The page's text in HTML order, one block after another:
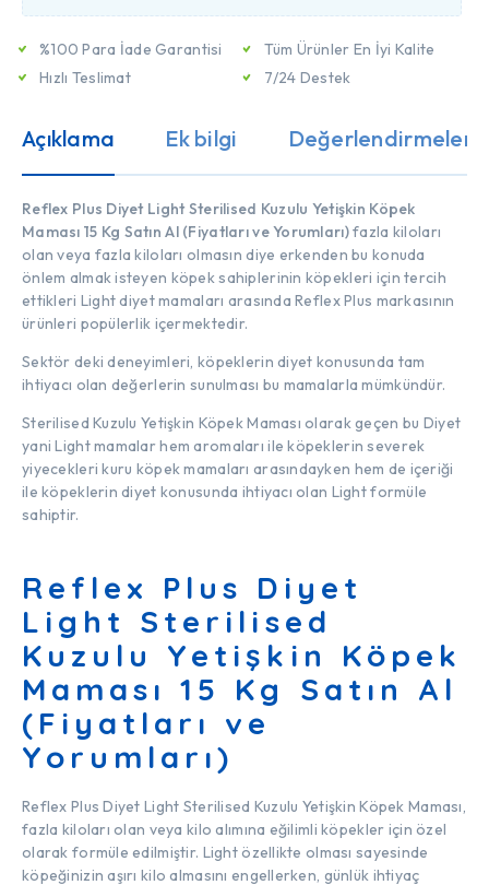
%100 Para İade Garantisi
Hızlı Teslimat
Tüm Ürünler En İyi Kalite
7/24 Destek
Açıklama Ek bilgi Değerlendirmeler
Reflex Plus Diyet Light Sterilised Kuzulu Yetişkin Köpek
Maması 15 Kg Satın Al (Fiyatları ve Yorumları)fazla kiloları
olan veya fazla kiloları olmasın diye erkenden bu konuda
önlem almak isteyen köpek sahiplerinin köpekleri için tercih
ettikleri Light diyet mamaları arasında Reflex Plus markasının
ürünleri popülerlik içermektedir.
Sektör deki deneyimleri, köpeklerin diyet konusunda tam
ihtiyacı olan değerlerin sunulması bu mamalarla mümkündür.
Sterilised Kuzulu Yetişkin Köpek Maması olarak geçen bu Diyet
yani Light mamalar hem aromaları ile köpeklerin severek
yiyecekleri kuru köpek mamaları arasındayken hem de içeriği
ile köpeklerin diyet konusunda ihtiyacı olan Light formüle
sahiptir.
Reflex Plus Diyet
Light Sterilised
Kuzulu Yetişkin Köpek
Maması 15 Kg Satın Al
(Fiyatları ve
Yorumları)
Reflex Plus Diyet Light Sterilised Kuzulu Yetişkin Köpek Maması,
fazla kiloları olan veya kilo alımına eğilimli köpekler için özel
olarak formüle edilmiştir. Light özellikte olması sayesinde
köpeğinizin aşırı kilo almasını engellerken, günlük ihtiyaç